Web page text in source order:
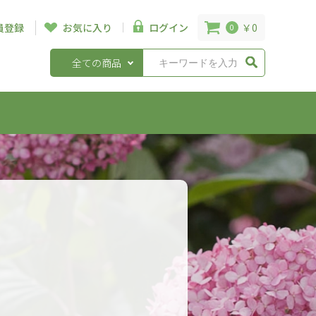
登録 お気に入り ログイン 0 ￥0
全ての商品